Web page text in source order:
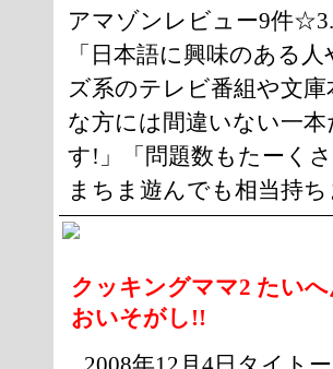
アマゾンレビュー9件
「日本語に興味のある
ズ系のテレビ番組や文庫
な方には間違いない一本
す!」「問題数もたーく
まちま遊んでも相当持ち
クッキングママ2 たい
おいそがし!!